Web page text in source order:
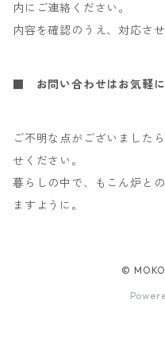
内にご連絡ください。
内容を確認のうえ、対応さ
■ お問い合わせはお気軽に
ご不明な点がございました
せください。
暮らしの中で、もこん炉と
ますように。
©